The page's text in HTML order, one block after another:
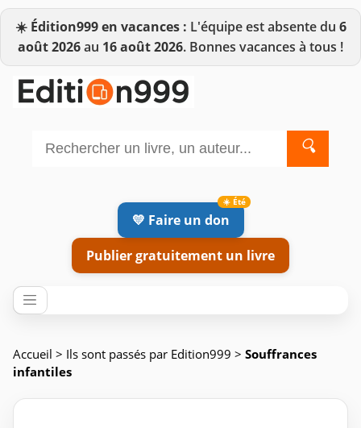
☀️ Édition999 en vacances : L'équipe est absente du 6
août 2026au 16 août 2026. Bonnes vacances à tous !
🔍
💛 Faire un don
Publier gratuitement un livre
Accueil > Ils sont passés par Edition999 > Souffrances
infantiles